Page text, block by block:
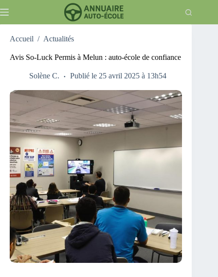
au
Accueil / Actualités
Avis So-Luck Permis à Melun : auto-école de confiance
Solène C. Publié le 25 avril 2025 à 13h54